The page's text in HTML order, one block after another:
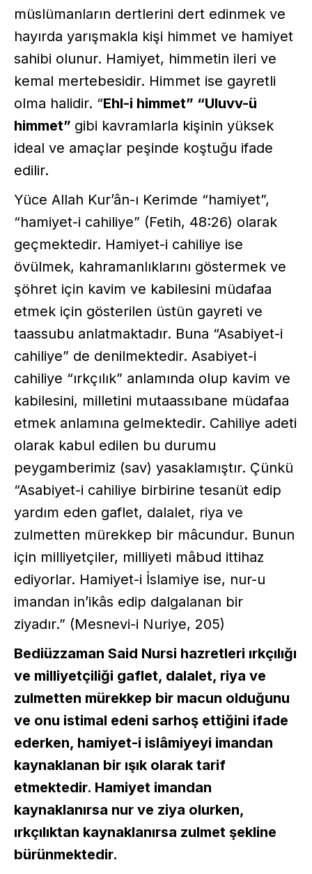
müslümanların dertlerini dert edinmek ve
hayırda yarışmakla kişi himmet ve hamiyet
sahibi olunur. Hamiyet, himmetin ileri ve
kemal mertebesidir. Himmet ise gayretli
olma halidir. “Ehl-i himmet” “Uluvv-ü
himmet” gibi kavramlarla kişinin yüksek
ideal ve amaçlar peşinde koştuğu ifade
edilir.
Yüce Allah Kur’ân-ı Kerimde “hamiyet”,
“hamiyet-i cahiliye” (Fetih, 48:26) olarak
geçmektedir. Hamiyet-i cahiliye ise
övülmek, kahramanlıklarını göstermek ve
şöhret için kavim ve kabilesini müdafaa
etmek için gösterilen üstün gayreti ve
taassubu anlatmaktadır. Buna “Asabiyet-i
cahiliye” de denilmektedir. Asabiyet-i
cahiliye “ırkçılık” anlamında olup kavim ve
kabilesini, milletini mutaassıbane müdafaa
etmek anlamına gelmektedir. Cahiliye adeti
olarak kabul edilen bu durumu
peygamberimiz (sav) yasaklamıştır. Çünkü
“Asabiyet-i cahiliye birbirine tesanüt edip
yardım eden gaflet, dalalet, riya ve
zulmetten mürekkep bir mâcundur. Bunun
için milliyetçiler, milliyeti mâbud ittihaz
ediyorlar. Hamiyet-i İslamiye ise, nur-u
imandan in’ikâs edip dalgalanan bir
ziyadır.” (Mesnevi-i Nuriye, 205)
Bediüzzaman Said Nursi hazretleri ırkçılığı
ve milliyetçiliği gaflet, dalalet, riya ve
zulmetten mürekkep bir macun olduğunu
ve onu istimal edeni sarhoş ettiğini ifade
ederken, hamiyet-i islâmiyeyi imandan
kaynaklanan bir ışık olarak tarif
etmektedir. Hamiyet imandan
kaynaklanırsa nur ve ziya olurken,
ırkçılıktan kaynaklanırsa zulmet şekline
bürünmektedir.